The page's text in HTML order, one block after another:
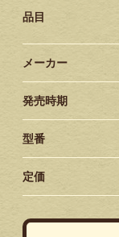
品目
メーカー
発売時期
型番
定価